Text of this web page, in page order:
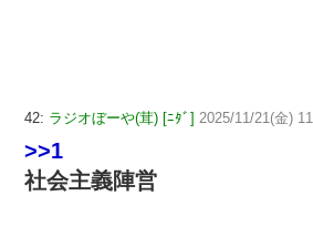
42: ラジオぼーや(茸) [ﾆﾀﾞ] 2025/11/21(金)
>>1
社会主義陣営